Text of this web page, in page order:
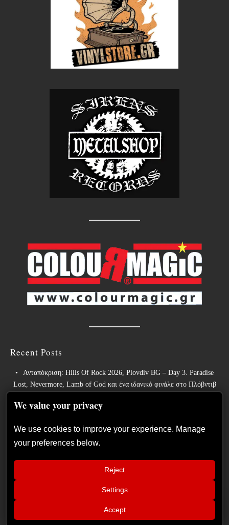
Recent Posts
Ανταπόκριση: Hills Of Rock 2026, Plovdiv BG – Day 3. Paradise
Lost, Nevermore, Lamb of God και ένα ιδανικό φινάλε στο Πλόβντιβ
Οι Γερμανοί πρωτοπόροι του συμφωνικού metal XANDRIA
Οι Wayfarer κυκλοφορούν νέο τραγούδι με τη συμμετοχή του David
Eugene Edwards και προαναγγέλλουν το νέο τους στούντιο άλμπουμ.
The Gathering: Η αέναη μεταμόρφωση των Ολλανδών πρωτοπόρων
του ατμοσφαιρικού ήχου
Οι Power metal InPhaze παρουσιάζουν το νέο τους άλμπουμ “Back
We value your privacy
We use cookies to improve your experience. Manage
your preferences below.
Reject
Settings
Accept
Metalwar